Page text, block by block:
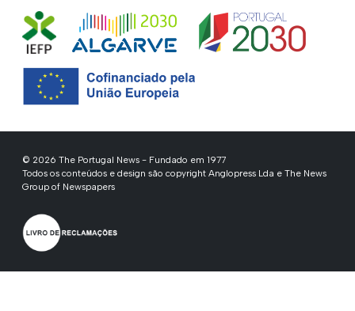
© 2026 The Portugal News - Fundado em 1977
Todos os conteúdos e design são copyright Anglopress Lda e The News
Group of Newspapers